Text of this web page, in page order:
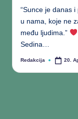
“Sunce je danas
u nama, koje ne
među ljudima.”
Sedina…
Redakcija 20.